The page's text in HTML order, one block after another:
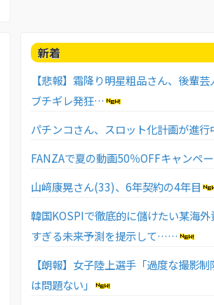
新着
【悲報】霜降り明星粗品さん、後輩
ブチギレ発狂…
パチンコさん、スロット化計画が進行
FANZAで夏の動画50％OFFキャンペ
山﨑康晃さん(33)、6年契約の4年目
韓国KOSPIで徹底的に儲けたい某海
すぎる未来予測を提示して……
【朗報】女子陸上選手「過度な撮影
は問題ない」